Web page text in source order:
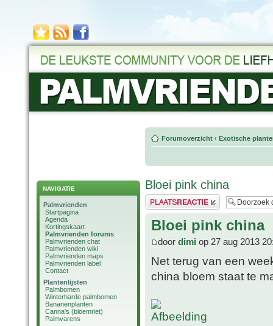
NAVIGATIE
Palmvrienden
Startpagina
Agenda
Kortingskaart
Palmvrienden forums
Palmvrienden chat
Palmvrienden wiki
Palmvrienden maps
Palmvrienden label
Contact
Plantenlijsten
Palmbomen
Winterharde palmbomen
Bananenplanten
Canna's (bloemriet)
Palmvarens
Forumoverzicht ‹ Exotische
Bloei pink china
Plaats een reactie
Bloei pink china
door dimi op 27 aug 2013
Net terug van een
china bloem staat te